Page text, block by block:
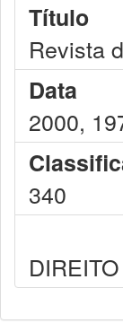
Título
Revista
Data
2000,
340